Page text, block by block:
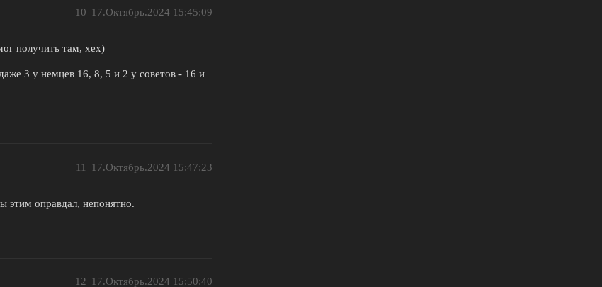
17.Октябрь.2024 15:45:09
10
получить там, хех)
3 у немцев 16, 8, 5 и 2 у советов - 16 и
17.Октябрь.2024 15:47:23
11
этим оправдал, непонятно.
17.Октябрь.2024 15:50:40
12